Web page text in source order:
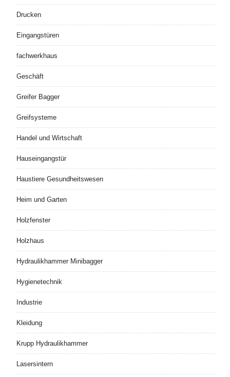
Drucken
Eingangstüren
fachwerkhaus
Geschäft
Greifer Bagger
Greifsysteme
Handel und Wirtschaft
Hauseingangstür
Haustiere Gesundheitswesen
Heim und Garten
Holzfenster
Holzhaus
Hydraulikhammer Minibagger
Hygienetechnik
Industrie
Kleidung
Krupp Hydraulikhammer
Lasersintern